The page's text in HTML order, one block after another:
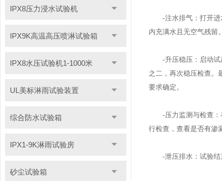
IPX8压力浸水试验机
IPX9K高温高压喷淋试验箱
IPX8水压试验机1-1000米
UL美标淋雨试验装置
综合防水试验箱
IPX1-9K淋雨试验房
砂尘试验箱
-注水排气：打开进水
内充满水且无空气残留
-升压稳压：启动试压
之二，再次稳压检查。
要求确定。
-压力监测与检查：在
行检查，查看是否有渗
-泄压排水：试验结束